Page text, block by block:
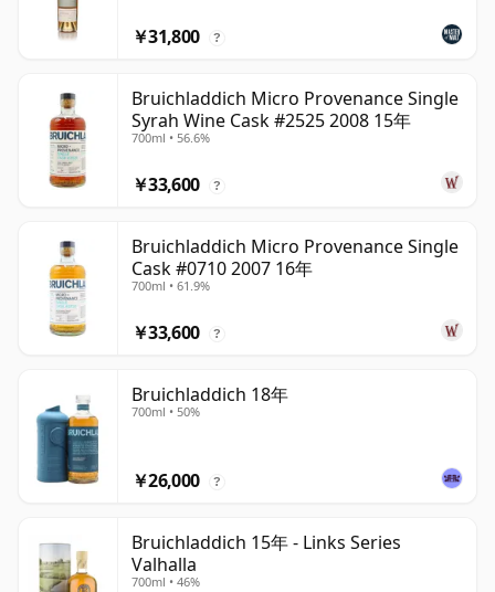
￥31,800 ?
Bruichladdich Micro Provenance Single
Syrah Wine Cask #2525 2008 15年
700ml • 56.6%
￥33,600 ?
Bruichladdich Micro Provenance Single
Cask #0710 2007 16年
700ml • 61.9%
￥33,600 ?
Bruichladdich 18年
700ml • 50%
￥26,000 ?
Bruichladdich 15年 - Links Series
Valhalla
700ml • 46%